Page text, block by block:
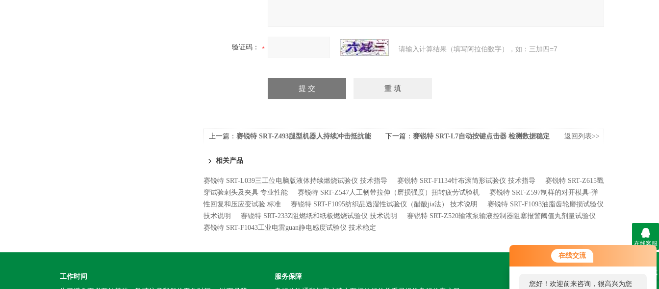
在线交流
您好！欢迎前来咨询，很高兴为您
验证码： 请输入计算结果（填写阿拉伯数字），如：三加四=7
上一篇： 赛锐特 SRT-Z493腿型机器人持续冲击抵抗能
下一篇： 赛锐特 SRT-L7自动按键点击器 检测数据稳定 返回列表>>
相关产品
赛锐特 SRT-L039三工位电脑版液体持续燃烧试验仪 技术指导 赛锐特 SRT-F1134针布滚筒形试验仪 技术指导
赛锐特 SRT-Z615戳
穿试验刺头及夹具 专业性能
赛锐特 SRT-Z547人工韧带拉伸（磨损强度）扭转疲劳试验机
赛锐特 SRT-Z597制样的对开模具-弹
性回复和压应变试验 标准
赛锐特 SRT-F1095纺织品透湿性试验仪（醋酸jia法） 技术说明
赛锐特 SRT-F1093油脂齿轮磨损试验仪
技术说明
赛锐特 SRT-233Z阻燃纸和纸板燃烧试验仪 技术说明
赛锐特 SRT-Z520输液泵输液控制器阻塞报警阈值丸剂量试验仪
赛锐特 SRT-F1043工业电雷guan静电感度试验仪 技术稳定
工作时间
服务保障
在线客服
联系方式